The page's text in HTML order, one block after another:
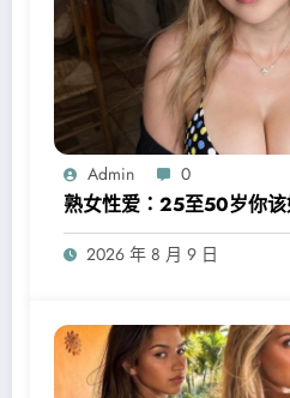
Admin 0
熟女性爱：25至50岁你该
2026 年 8 月 9 日